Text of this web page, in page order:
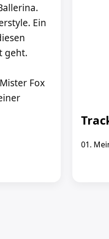
Ein
geht.
Fox
01.